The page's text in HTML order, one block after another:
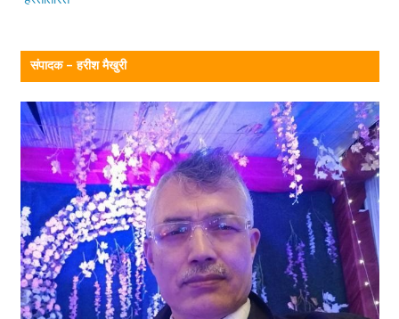
संपादक – हरीश मैखुरी